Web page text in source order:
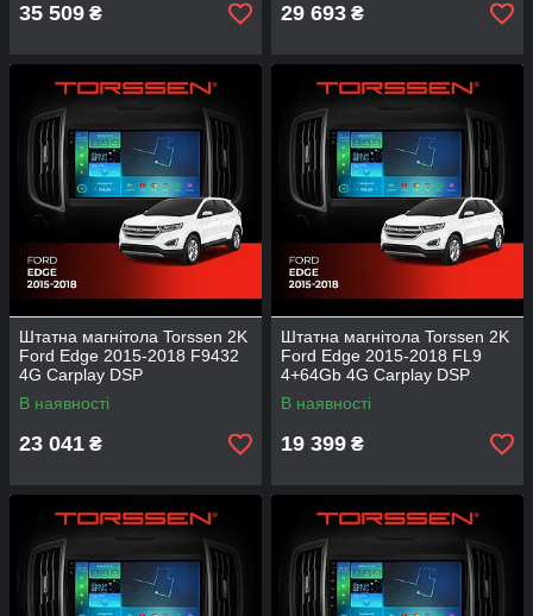
35 509 ₴ 29 693 ₴
Штатна магнітола Torssen 2K
Ford Edge 2015-2018 F9432
4G Carplay DSP
В наявності
23 041 ₴
Штатна магнітола Torssen 2K
Ford Edge 2015-2018 FL9
4+64Gb 4G Carplay DSP
В наявності
19 399 ₴